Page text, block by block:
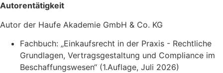
Autorentätigkeit
Autor der Haufe Akademie GmbH & Co. KG
Fachbuch: „Einkaufsrecht in der Praxis - Rechtliche
Grundlagen, Vertragsgestaltung und Compliance im
Beschaffungswesen“ (1.Auflage, Juli 2026)